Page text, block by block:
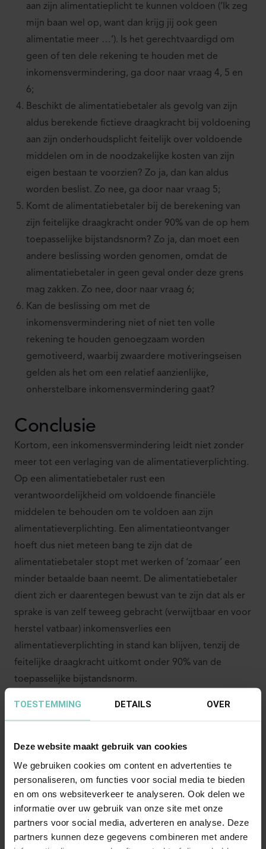
TOESTEMMING DETAILS OVER
Deze website maakt gebruik van cookies
We gebruiken cookies om content en advertenties te
personaliseren, om functies voor social media te bieden
en om ons websiteverkeer te analyseren. Ook delen we
informatie over uw gebruik van onze site met onze
partners voor social media, adverteren en analyse. Deze
partners kunnen deze gegevens combineren met andere
aan zijn alimentatieplicht te kunnen voldoen (‘Ik zeg
mijn baan wel op, want dan krijg jij ook geen
alimentatie meer …’). Is het gerechtvaardigd om
geen of ten dele rekening te houden met de
inkomensvermindering, ga door naar vraag 4, 5 en
6;
Beschikt de alimentatiebetaler als gevolg van zijn
aldus berekende fictieve draagkracht bij voldoening
aan zijn onderhoudsplicht feitelijk over voldoende
middelen om in de noodzakelijke kosten van zijn
eigen bestaan te voorzien? Zo ja, dan kan aldus
worden beslist. Zo nee, ga door naar vraag 5;
Komt de alimentatiebetaler bij de berekening van
zijn feitelijke draagkracht onder 90% van de op hem
toepasselijke bijstandsnorm? Zo ja, dan moet een
andere beslissing worden genomen, omdat de
alimentatiebetaler in geen geval onder deze grens
mag zakken. Zo nee, door naar vraag 6;
Kan de beslissing om met de
inkomensvermindering niet of niet ten volle
rekening te houden genoegzaam worden
gemotiveerd, waarbij zwaardere motiveringseisen
gelden als het om een relatief aanzienlijke,
onherstelbare inkomensvermindering gaat?
Conclusie
Kortom, een inkomensvermindering leidt niet zonder
meer tot een verlaging van de alimentatieverplichting.
Op een alimentatiebetaler rust een
verantwoordelijkheid om voldoende financiële
middelen te behouden om te voldoen aan zijn
alimentatieverplichting. Een alimentatieontvanger
hoeft dus niet meteen bang te zijn dat de
alimentatiebetaler stopt met werken of ‘zomaar’ een
minder betaalde baan neemt. De alimentatiebetaler
dient zich er daarentegen bewust van te zijn dat als er
sprake is van zelf teweeg gebracht (verwijtbaar en voor
herstel vatbaar) inkomensverlies een
alimentatieverplichting in stand kan blijven, tenzij de
feitelijke draagkracht uitkomt onder 90% van de
toepasselijke bijstandsnorm.
contact op met mij of andere leden van de sectie
Familie- & Erfrecht.